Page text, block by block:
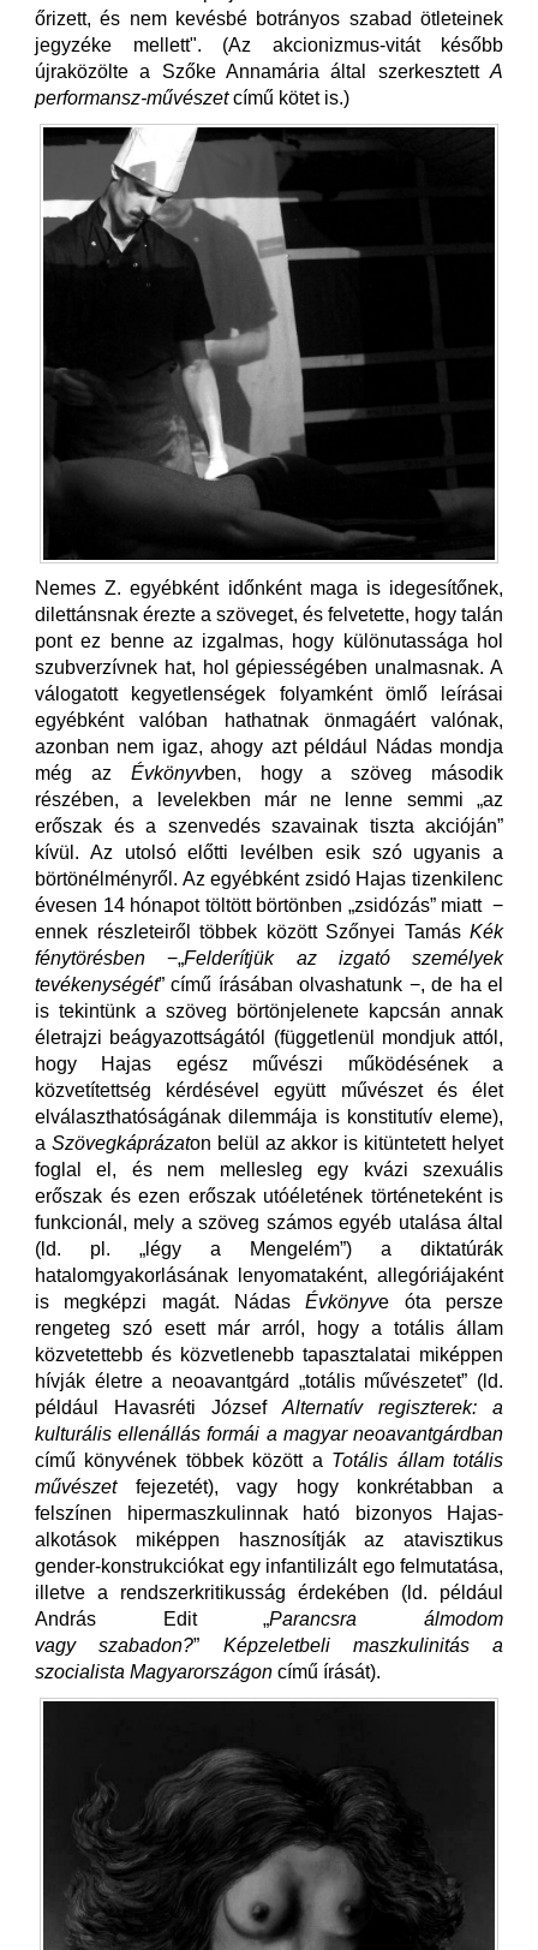
őrizett, és nem kevésbé botrányos szabad ötleteinek
jegyzéke mellett". (Az akcionizmus-vitát később
újraközölte a Szőke Annamária által szerkesztett A
performansz-művészetcímű kötet is.)
Nemes Z. egyébként időnként maga is idegesítőnek,
dilettánsnak érezte a szöveget, és felvetette, hogy talán
pont ez benne az izgalmas, hogy különutassága hol
szubverzívnek hat, hol gépiességében unalmasnak. A
válogatott kegyetlenségek folyamként ömlő leírásai
egyébként valóban hathatnak önmagáért valónak,
azonban nem igaz, ahogy azt például Nádas mondja
még az Évkönyvben, hogy a szöveg második
részében, a levelekben már ne lenne semmi „az
erőszak és a szenvedés szavainak tiszta akcióján”
kívül. Az utolsó előtti levélben esik szó ugyanis a
börtönélményről. Az egyébként zsidó Hajas tizenkilenc
évesen 14 hónapot töltött börtönben „zsidózás” miatt −
ennek részleteiről többek között Szőnyei Tamás Kék
fénytörésben−„Felderítjük az izgató személyek
tevékenységét” című írásában olvashatunk −, de ha el
is tekintünk a szöveg börtönjelenete kapcsán annak
életrajzi beágyazottságától (függetlenül mondjuk attól,
hogy Hajas egész művészi működésének a
közvetítettség kérdésével együtt művészet és élet
elválaszthatóságának dilemmája is konstitutív eleme),
a Szövegkáprázaton belül az akkor is kitüntetett helyet
foglal el, és nem mellesleg egy kvázi szexuális
erőszak és ezen erőszak utóéletének történeteként is
funkcionál, mely a szöveg számos egyéb utalása által
(ld. pl. „légy a Mengelém”) a diktatúrák
hatalomgyakorlásának lenyomataként, allegóriájaként
is megképzi magát. NádasÉvkönyve óta persze
rengeteg szó esett már arról, hogy a totális állam
közvetettebb és közvetlenebb tapasztalatai miképpen
hívják életre a neoavantgárd „totális művészetet” (ld.
például Havasréti József Alternatív regiszterek: a
kulturális ellenállás formái a magyar neoavantgárdban
című könyvének többek között a Totális állam totális
művészetfejezetét), vagy hogy konkrétabban a
felszínen hipermaszkulinnak ható bizonyos Hajas-
alkotások miképpen hasznosítják az atavisztikus
gender-konstrukciókat egy infantilizált ego felmutatása,
illetve a rendszerkritikusság érdekében (ld. például
András Edit „Parancsra álmodom
vagy szabadon?” Képzeletbeli maszkulinitás a
szocialista Magyarországon című írását).